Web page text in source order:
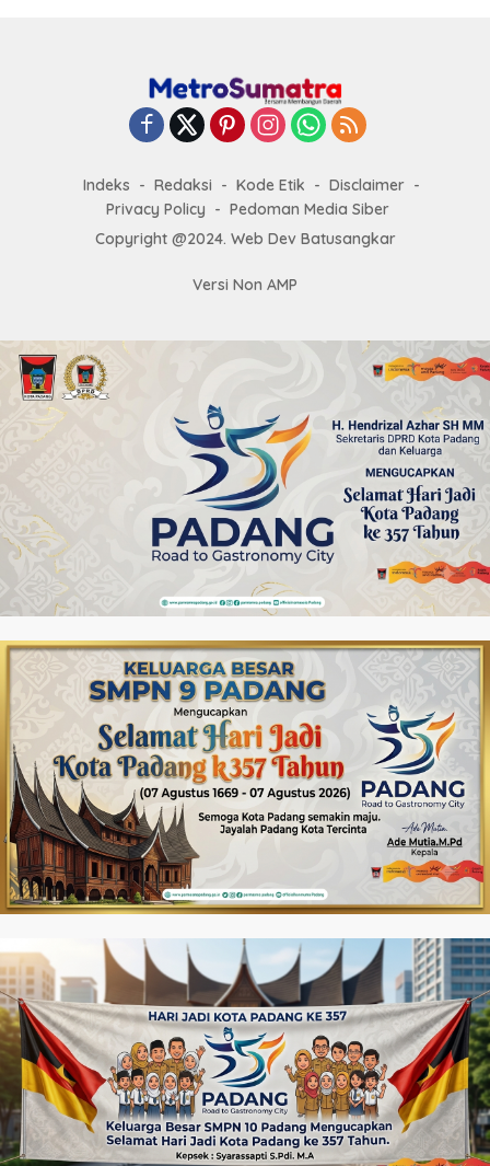
Indeks Redaksi Kode Etik
Disclaimer
Privacy Policy
Pedoman Media Siber
Copyright @2024. Web Dev Batusangkar
Versi Non AMP